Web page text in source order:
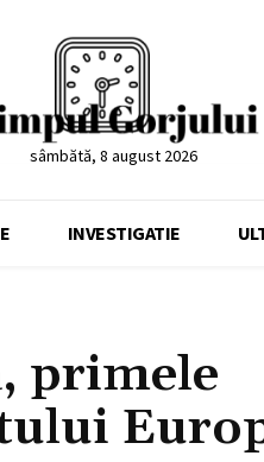
sâmbătă, 8 august 2026
INVESTIGATIE
primele